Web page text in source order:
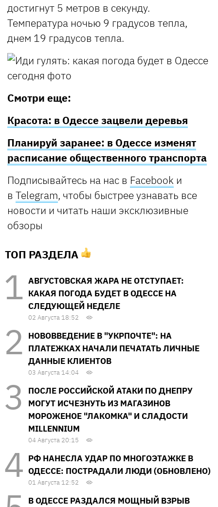
достигнут 5 метров в секунду.
Температура ночью 9 градусов тепла,
днем 19 градусов тепла.
Смотри еще:
Красота: в Одессе зацвели деревья
Планируй заранее: в Одессе изменят
расписание общественного транспорта
Подписывайтесь на нас в Facebook и
в Telegram, чтобы быстрее узнавать все
новости и читать наши эксклюзивные
обзоры
ТОП РАЗДЕЛА
АВГУСТОВСКАЯ ЖАРА НЕ ОТСТУПАЕТ:
КАКАЯ ПОГОДА БУДЕТ В ОДЕССЕ НА
СЛЕДУЮЩЕЙ НЕДЕЛЕ
02 Августа 18:52
НОВОВВЕДЕНИЕ В "УКРПОЧТЕ": НА
ПЛАТЕЖКАХ НАЧАЛИ ПЕЧАТАТЬ ЛИЧНЫЕ
ДАННЫЕ КЛИЕНТОВ
03 Августа 14:04
ПОСЛЕ РОССИЙСКОЙ АТАКИ ПО ДНЕПРУ
МОГУТ ИСЧЕЗНУТЬ ИЗ МАГАЗИНОВ
МОРОЖЕНОЕ "ЛАКОМКА" И СЛАДОСТИ
MILLENNIUM
04 Августа 20:15
РФ НАНЕСЛА УДАР ПО МНОГОЭТАЖКЕ В
ОДЕССЕ: ПОСТРАДАЛИ ЛЮДИ (ОБНОВЛЕНО)
01 Августа 12:52
В ОДЕССЕ РАЗДАЛСЯ МОЩНЫЙ ВЗРЫВ